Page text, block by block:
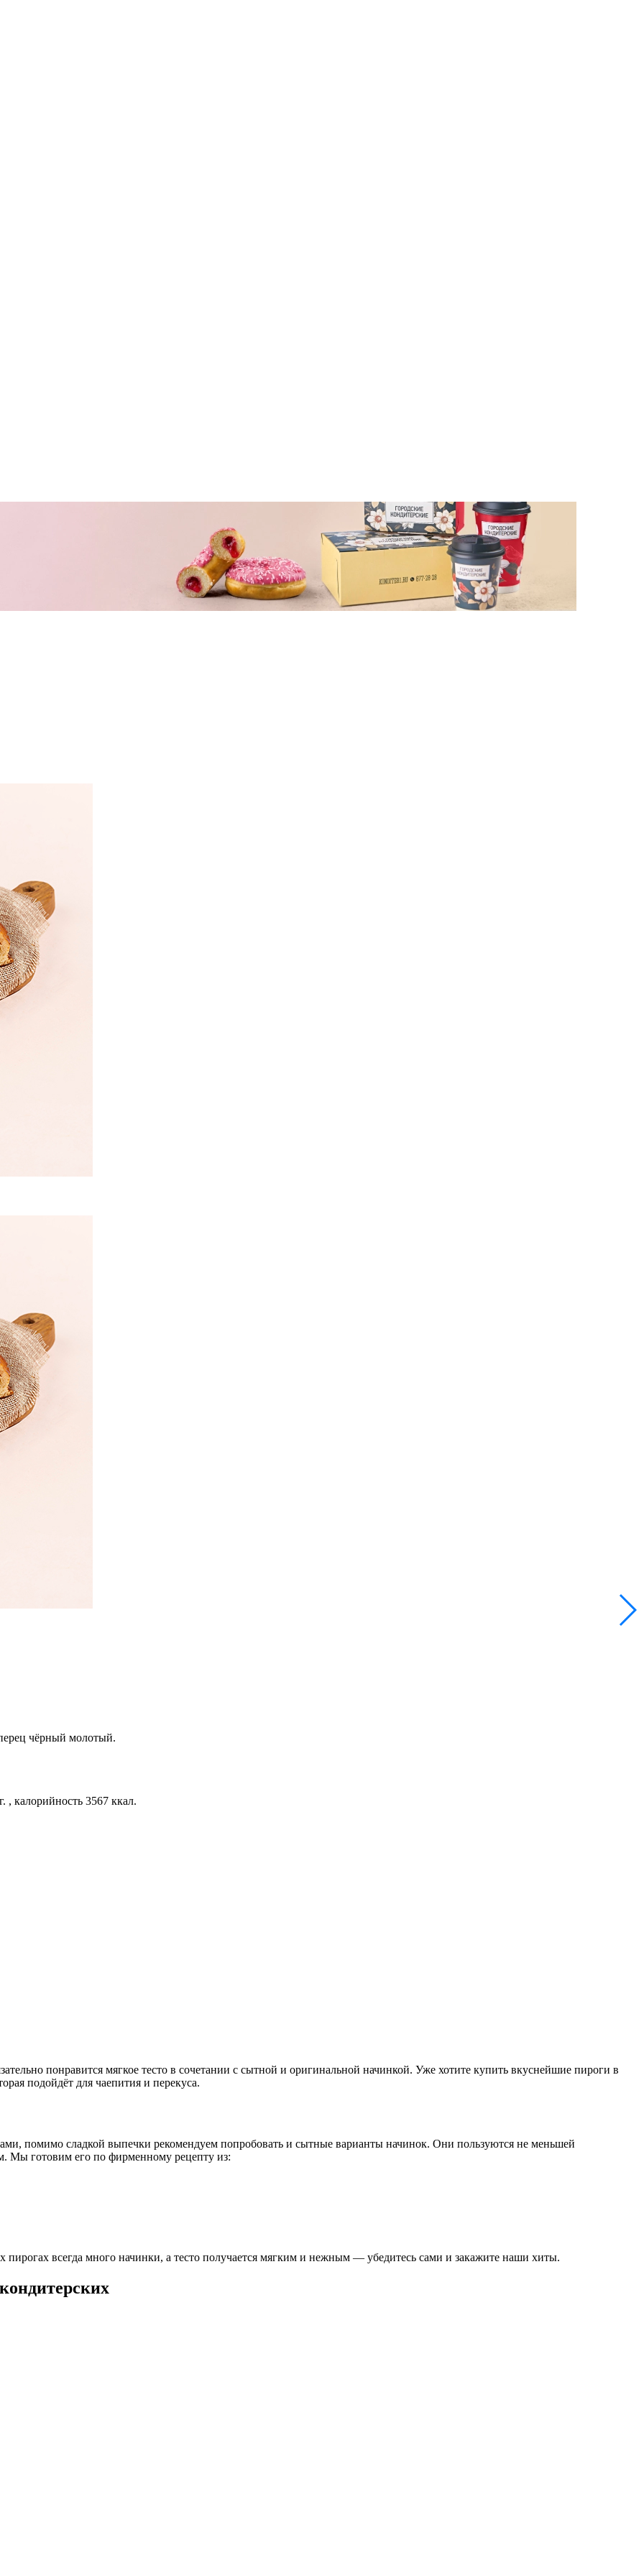
чёрный молотый.
, калорийность 3567 ккал.
понравится мягкое тесто в сочетании с сытной и оригинальной начинкой. Уже хотите купить вкуснейшие пироги в
подойдёт для чаепития и перекуса.
помимо сладкой выпечки рекомендуем попробовать и сытные варианты начинок. Они пользуются не меньшей
Мы готовим его по фирменному рецепту из:
всегда много начинки, а тесто получается мягким и нежным — убедитесь сами и закажите наши хиты.